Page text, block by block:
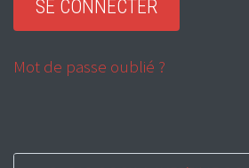
Mot de passe oublié ?